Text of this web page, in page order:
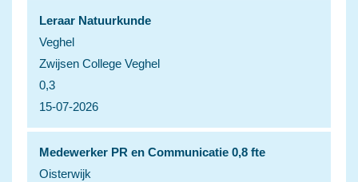
Leraar Natuurkunde
Veghel
Zwijsen College Veghel
0,3
15-07-2026
Medewerker PR en Communicatie 0,8 fte
Oisterwijk